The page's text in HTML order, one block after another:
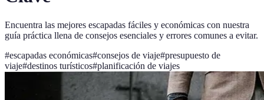
Encuentra las mejores escapadas fáciles y económicas con nuestra
guía práctica llena de consejos esenciales y errores comunes a evitar.
#escapadas económicas#consejos de viaje#presupuesto de
viaje#destinos turísticos#planificación de viajes